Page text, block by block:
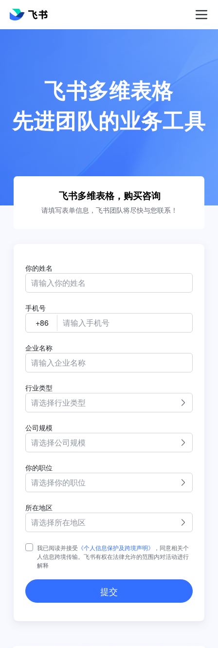
飞书多维表格
先进团队的业务工具
飞书多维表格，购买咨询
请填写表单信息，飞书团队将尽快与您联系！
你的姓名
手机号
企业名称
行业类型
请选择行业类型
公司规模
请选择公司规模
你的职位
请选择你的职位
所在地区
请选择所在地区
我已阅读并接受 《个人信息保护及跨境声明》
，同意相关个
人信息跨境传输。飞书有权在法律允许的范围内对活动进行
解释
提交